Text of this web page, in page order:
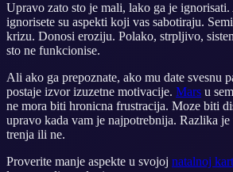
Upravo zato sto je mali, lako ga je
ignorisete su aspekti koji vas sabotiraju.
krizu. Donosi eroziju. Polako, strpljivo,
sto ne funkcionise.
Ali ako ga prepoznate, ako mu date svesnu
postaje izvor izuzetne motivacije. Mars u
ne mora biti hronicna frustracija. Moze biti
upravo kada vam je najpotrebnija. Razlika je
trenja ili ne.
Proverite manje aspekte u svojoj natalnoj